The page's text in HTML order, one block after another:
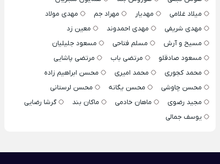
میلاد غلامی
مهدیار مهراد جم
مهدی مولاد
مهدی شریفی
مهدی احمدوند
معین زد
مسیح و آرش
مسلم فتاحی
مسعود جلیلیان
مسعود صادقلو
مرتضی باب
مرتضی پاشایی
محمد کجوری
محمد امیری
محسن ابراهیم زاده
محسن چاوشی
محسن یگانه
محسن لرستانی
مجید رضوی
ماهان خادمی ماکان بند
گرشا رضایی
یوسف جمالی